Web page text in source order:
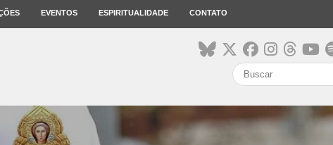
EVENTOS ESPIRITUALIDADE CONTATO